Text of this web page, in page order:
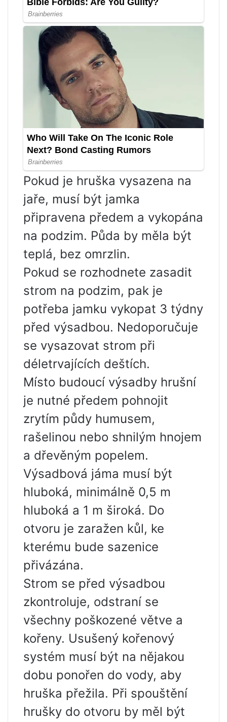
Pokud je hruška vysazena na
jaře, musí být jamka
připravena předem a vykopána
na podzim. Půda by měla být
teplá, bez omrzlin.
Pokud se rozhodnete zasadit
strom na podzim, pak je
potřeba jamku vykopat 3 týdny
před výsadbou. Nedoporučuje
se vysazovat strom při
déletrvajících deštích.
Místo budoucí výsadby hrušní
je nutné předem pohnojit
zrytím půdy humusem,
rašelinou nebo shnilým hnojem
a dřevěným popelem.
Výsadbová jáma musí být
hluboká, minimálně 0,5 m
hluboká a 1 m široká. Do
otvoru je zaražen kůl, ke
kterému bude sazenice
přivázána.
Strom se před výsadbou
zkontroluje, odstraní se
všechny poškozené větve a
kořeny. Usušený kořenový
systém musí být na nějakou
dobu ponořen do vody, aby
hruška přežila. Při spouštění
hrušky do otvoru by měl být